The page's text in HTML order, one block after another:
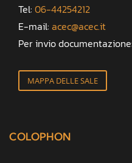
Tel: 06-44254212
E-mail: acec@acec.it
Per invio documentazione:
MAPPA DELLE SALE
COLOPHON